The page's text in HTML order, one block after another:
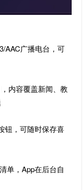
AAC广播电台，可
内容覆盖新闻、教
钮，可随时保存喜
单，App在后台自